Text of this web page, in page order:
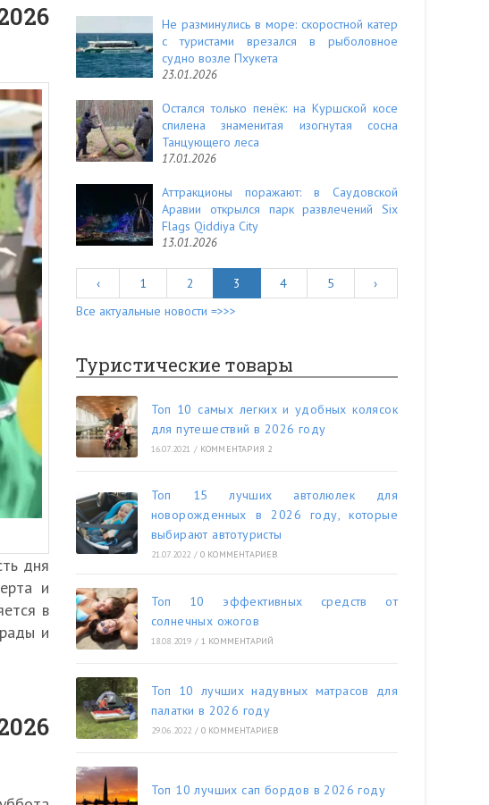
дня
и
в
и
Не разминулись в море: скоростной катер
с туристами врезался в рыболовное
судно возле Пхукета
23.01.2026
Остался только пенёк: на Куршской косе
спилена знаменитая изогнутая сосна
Танцующего леса
17.01.2026
Аттракционы поражают: в Саудовской
Аравии открылся парк развлечений Six
Flags Qiddiya City
13.01.2026
‹ 1 2 3 4 5
›
Все актуальные новости =>>>
Туристические товары
Топ 10 самых легких и удобных колясок
для путешествий в 2026 году
16.07.2021 / КОММЕНТАРИЯ 2
Топ 15 лучших автолюлек для
новорожденных в 2026 году, которые
выбирают автотуристы
21.07.2022 / 0 КОММЕНТАРИЕВ
Топ 10 эффективных средств от
солнечных ожогов
18.08.2019 / 1 КОММЕНТАРИЙ
Топ 10 лучших надувных матрасов для
палатки в 2026 году
29.06.2022 / 0 КОММЕНТАРИЕВ
Топ 10 лучших сап бордов в 2026 году